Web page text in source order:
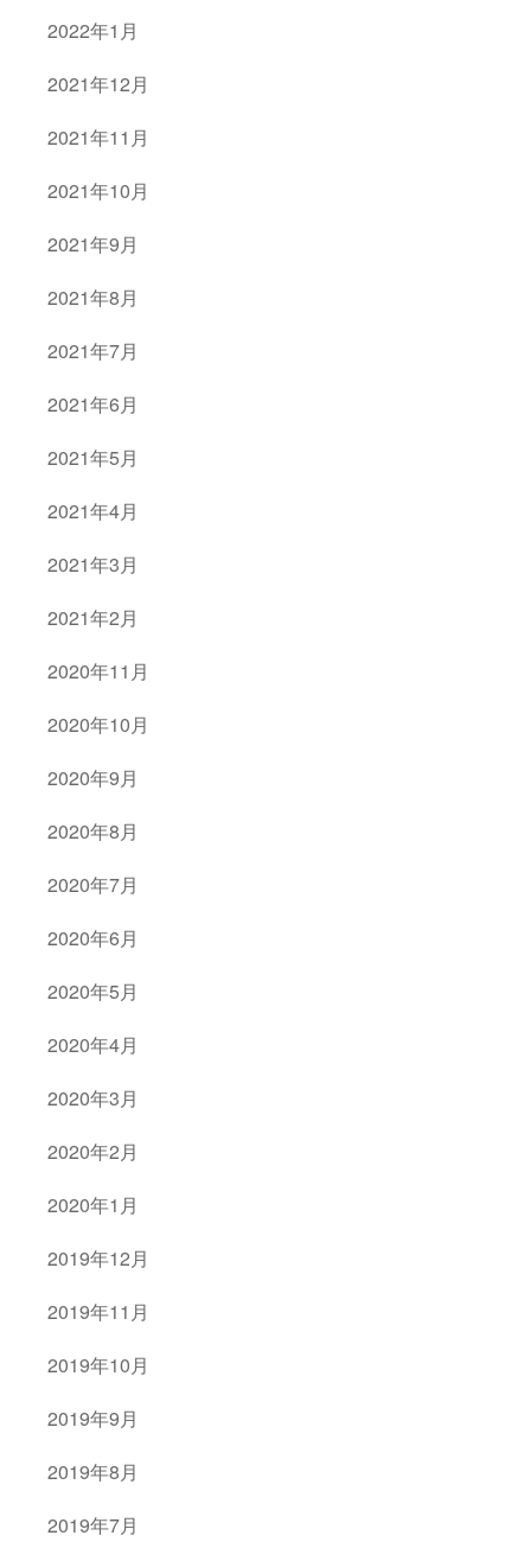
2022年1月
2021年12月
2021年11月
2021年10月
2021年9月
2021年8月
2021年7月
2021年6月
2021年5月
2021年4月
2021年3月
2021年2月
2020年11月
2020年10月
2020年9月
2020年8月
2020年7月
2020年6月
2020年5月
2020年4月
2020年3月
2020年2月
2020年1月
2019年12月
2019年11月
2019年10月
2019年9月
2019年8月
2019年7月